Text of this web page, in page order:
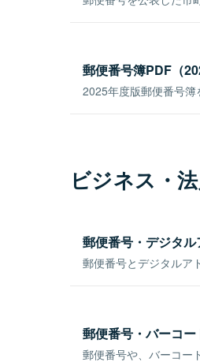
郵便番号簿PDF（
2025年度版郵便番号簿
ビジネス・
郵便番号・デジタ
郵便番号とデジタルア
郵便番号・バーコ
郵便番号や、バーコー